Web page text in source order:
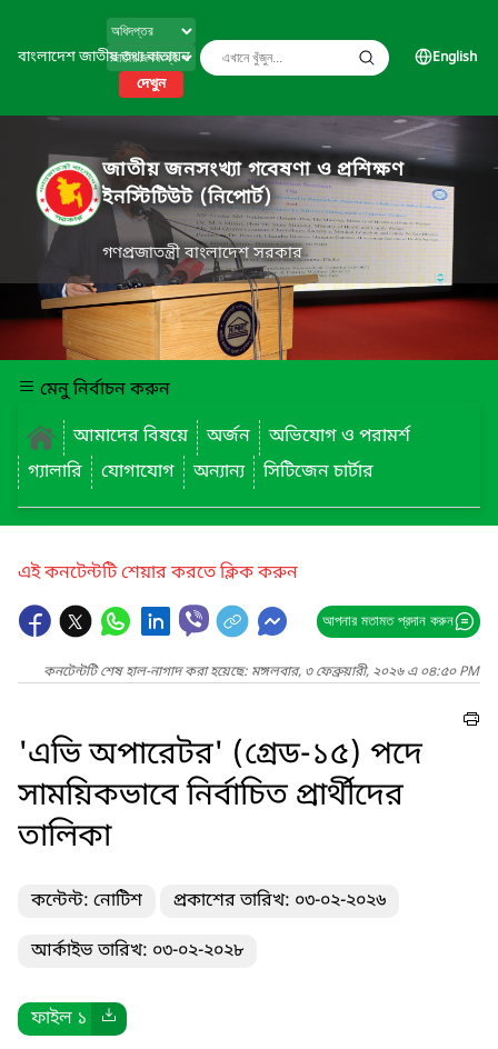
বাংলাদেশ জাতীয় তথ্য বাতায়ন
দেখুন
English
জাতীয় জনসংখ্যা গবেষণা ও প্রশিক্ষণ
ইনস্টিটিউট (নিপোর্ট)
গণপ্রজাতন্ত্রী বাংলাদেশ সরকার
মেনু নির্বাচন করুন
আমাদের বিষয়ে
অর্জন
অভিযোগ ও পরামর্শ
গ্যালারি
যোগাযোগ অন্যান্য সিটিজেন চার্টার
এই কনটেন্টটি শেয়ার করতে ক্লিক করুন
আপনার মতামত প্রদান করুন
কনটেন্টটি শেষ হাল-নাগাদ করা হয়েছে: মঙ্গলবার, ৩ ফেব্রুয়ারী, ২০২৬ এ ০৪:৫০ PM
'এভি অপারেটর' (গ্রেড-১৫) পদে
সাময়িকভাবে নির্বাচিত প্রার্থীদের
তালিকা
কন্টেন্ট: নোটিশ প্রকাশের তারিখ: ০৩-০২-২০২৬
আর্কাইভ তারিখ: ০৩-০২-২০২৮
ফাইল ১